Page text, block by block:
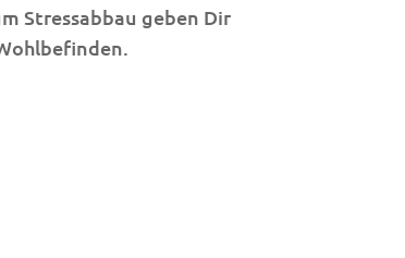
Stressabbau geben Dir